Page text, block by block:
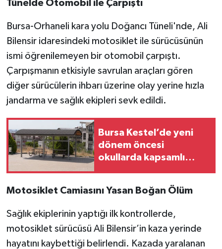
Tünelde Otomobil ile Çarpıştı
Bursa-Orhaneli kara yolu Doğancı Tüneli'nde, Ali
Bilensir idaresindeki motosiklet ile sürücüsünün
ismi öğrenilemeyen bir otomobil çarpıştı.
Çarpışmanın etkisiyle savrulan araçları gören
diğer sürücülerin ihbarı üzerine olay yerine hızla
jandarma ve sağlık ekipleri sevk edildi.
Bursa Kestel’de yeni
dönem öncesi
okullarda kapsamlı
Motosiklet Camiasını Yasan Boğan Ölüm
Sağlık ekiplerinin yaptığı ilk kontrollerde,
motosiklet sürücüsü Ali Bilensir’in kaza yerinde
hayatını kaybettiği belirlendi. Kazada yaralanan